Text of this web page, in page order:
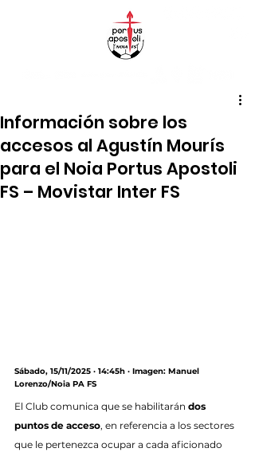
Información sobre los
accesos al Agustín Mourís
para el Noia Portus Apostoli
FS – Movistar Inter FS
Sábado, 15/11/2025 · 14:45h · Imagen: Manuel
Lorenzo/Noia PA FS
El Club comunica que se habilitarán dos
puntos de acceso, en referencia a los sectores
que le pertenezca ocupar a cada aficionado